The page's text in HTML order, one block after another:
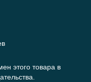
этого товара в